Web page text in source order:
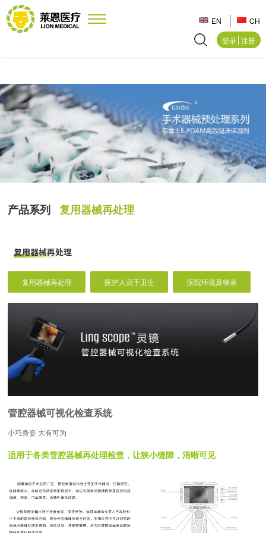
登录 注册
CH
EN
产品系列 复用器械再处理
复用器械再处理
复用器械再处理 医护人员手卫生 医院环境及物表
管腔器械可视化检查系统
小巧身姿·大有可为
适用于各类管腔器械再处理检查，让狭小缝隙，清晰可见